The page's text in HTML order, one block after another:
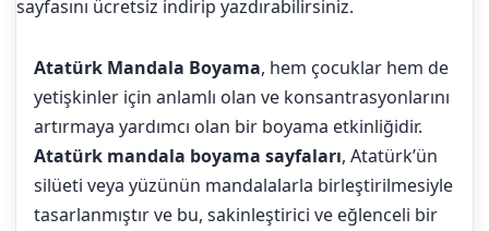
Atatürk Mandala Boyama, hem çocuklar hem de
yetişkinler için anlamlı olan ve konsantrasyonlarını
artırmaya yardımcı olan bir boyama etkinliğidir.
Atatürk mandala boyama sayfaları, Atatürk’ün
silüeti veya yüzünün mandalalarla birleştirilmesiyle
tasarlanmıştır ve bu, sakinleştirici ve eğlenceli bir